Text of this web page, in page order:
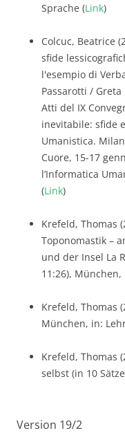
Sprache (Link)
Colcuc, Beatrice
sfide
l'esempio di
Passarotti /
Atti del IX
inevitabile: sfide
Umanistica.
Cuore, 15-17
l’Informatica
(Link)
Krefeld, Thomas
Toponomastik –
und der Insel La
11:26),
Krefeld, Thomas
München, in:
Krefeld, Thomas
selbst (in 10
Version 19/2